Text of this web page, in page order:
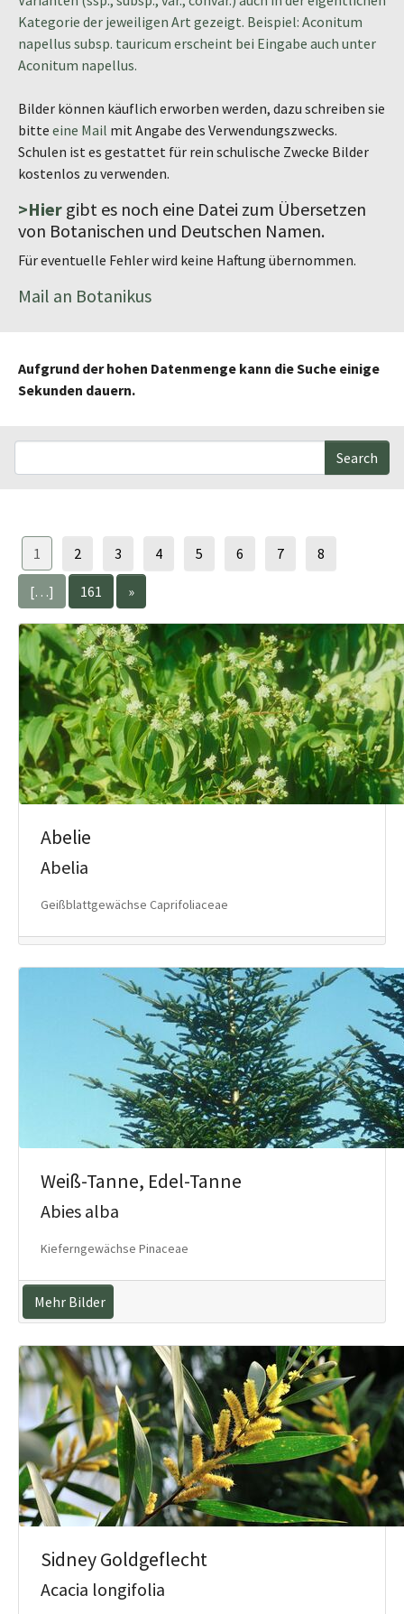
Kategorie der jeweiligen Art gezeigt. Beispiel: Aconitum
napellus subsp. tauricum erscheint bei Eingabe auch unter
Aconitum napellus.
Bilder können käuflich erworben werden, dazu schreiben sie
bitte eine Mail mit Angabe des Verwendungszwecks.
Schulen ist es gestattet für rein schulische Zwecke Bilder
kostenlos zu verwenden.
>Hier gibt es noch eine Datei zum Übersetzen
von Botanischen und Deutschen Namen.
Für eventuelle Fehler wird keine Haftung übernommen.
Mail an Botanikus
Aufgrund der hohen Datenmenge kann die Suche einige
Sekunden dauern.
Search
1 2 3 4 5 6 7 8
[…] 161 »
Abelie
Abelia
Geißblattgewächse Caprifoliaceae
Weiß-Tanne, Edel-Tanne
Abies alba
Kieferngewächse Pinaceae
Mehr Bilder
Sidney Goldgeflecht
Acacia longifolia